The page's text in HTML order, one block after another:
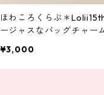
ほわころくらぶ＊
ージャスなバッグチャー
¥3,000